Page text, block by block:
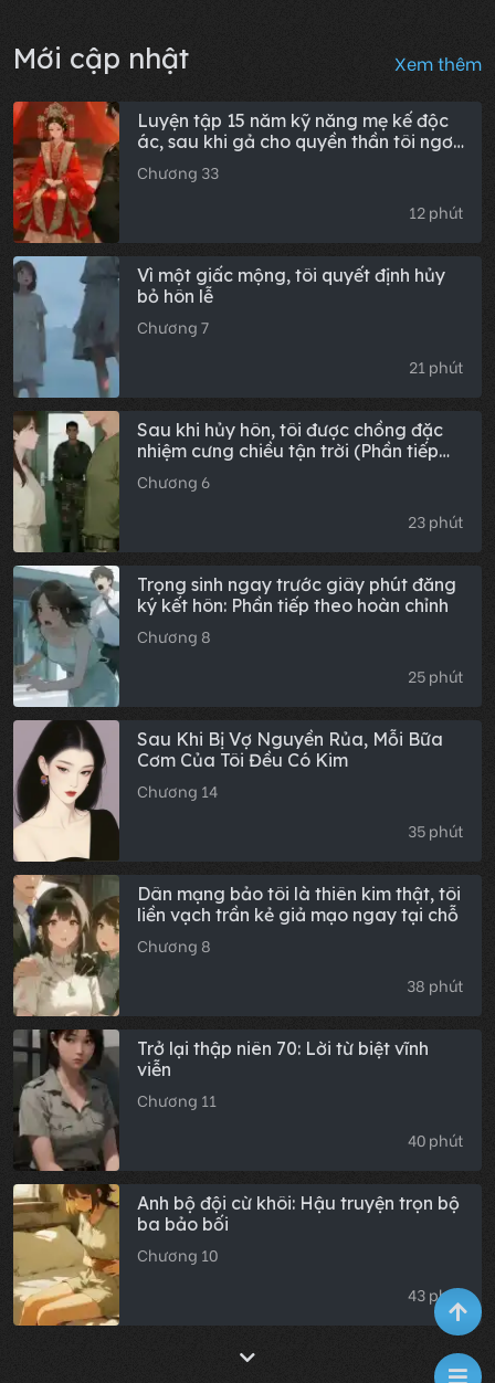
Mới cập nhật Xem thêm
Luyện tập 15 năm kỹ năng mẹ kế độc
ác, sau khi gả cho quyền thần tôi ngơ
ngác
Chương 33
12 phút
Vì một giấc mộng, tôi quyết định hủy
bỏ hôn lễ
Chương 7
21 phút
Sau khi hủy hôn, tôi được chồng đặc
nhiệm cưng chiều tận trời (Phần tiếp
theo)
Chương 6
23 phút
Trọng sinh ngay trước giây phút đăng
ký kết hôn: Phần tiếp theo hoàn chỉnh
Chương 8
25 phút
Sau Khi Bị Vợ Nguyền Rủa, Mỗi Bữa
Cơm Của Tôi Đều Có Kim
Chương 14
35 phút
Dân mạng bảo tôi là thiên kim thật, tôi
liền vạch trần kẻ giả mạo ngay tại chỗ
Chương 8
38 phút
Trở lại thập niên 70: Lời từ biệt vĩnh
viễn
Chương 11
40 phút
Anh bộ đội cừ khôi: Hậu truyện trọn bộ
ba bảo bối
Chương 10
43 phút